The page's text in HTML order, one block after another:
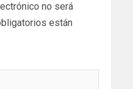
no será
están